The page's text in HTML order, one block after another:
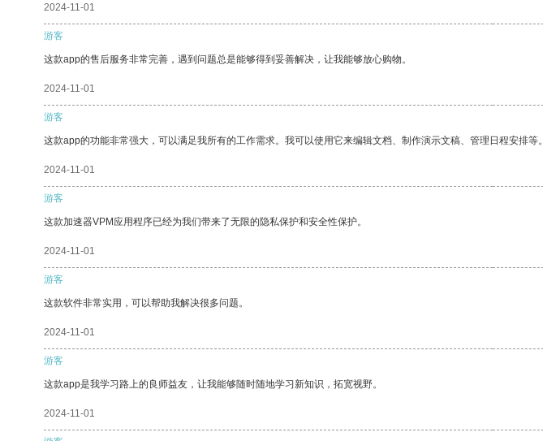
2024-11-01
游客
这款app的售后服务非常完善，遇到问题总是能够得到妥善解决，让我能够放心购物。
2024-11-01
游客
这款app的功能非常强大，可以满足我所有的工作需求。我可以使用它来编辑文档、制作演示文稿、管理日程安排等。
2024-11-01
游客
这款加速器VPM应用程序已经为我们带来了无限的隐私保护和安全性保护。
2024-11-01
游客
这款软件非常实用，可以帮助我解决很多问题。
2024-11-01
游客
这款app是我学习路上的良师益友，让我能够随时随地学习新知识，拓宽视野。
2024-11-01